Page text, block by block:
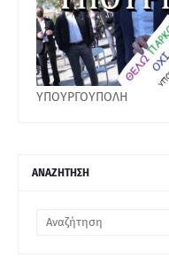
ΥΠΟΥΡΓΟΥΠΟΛΗ
ΑΝΑΖΗΤΗΣΗ